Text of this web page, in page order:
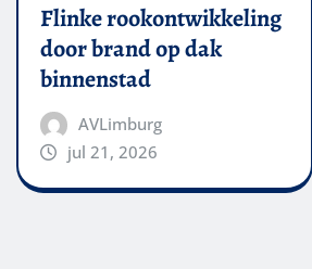
Flinke rookontwikkeling
door brand op dak
binnenstad
AVLimburg
jul 21, 2026